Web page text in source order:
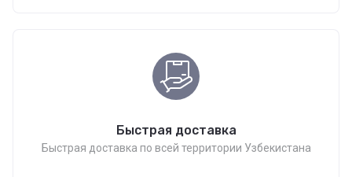
Быстрая доставка
Быстрая доставка по всей территории Узбекистана